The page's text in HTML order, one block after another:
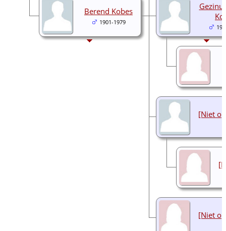
[Niet
[Niet
Berend Kobes
1901-1979